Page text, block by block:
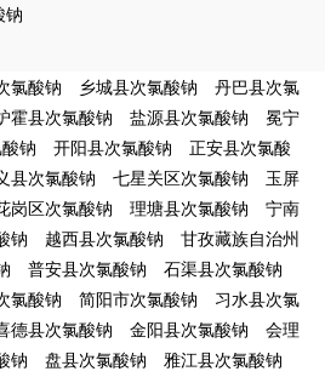
钠
氯酸钠 乡城县次氯酸钠
丹巴县次氯
霍县次氯酸钠 盐源县次氯酸钠
冕宁
钠 开阳县次氯酸钠
正安县次氯酸
县次氯酸钠 七星关区次氯酸钠
玉屏
岗区次氯酸钠 理塘县次氯酸钠
宁南
钠 越西县次氯酸钠
甘孜藏族自治州
普安县次氯酸钠
石渠县次氯酸钠
氯酸钠 简阳市次氯酸钠
习水县次氯
德县次氯酸钠 金阳县次氯酸钠
会理
钠 盘县次氯酸钠 雅江县次氯酸钠